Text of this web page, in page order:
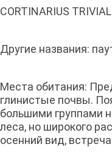
CORTINARIUS
Другие названия:
Места обитания:
глинистые почвы.
большими группами
леса, но широкого
осенний вид,